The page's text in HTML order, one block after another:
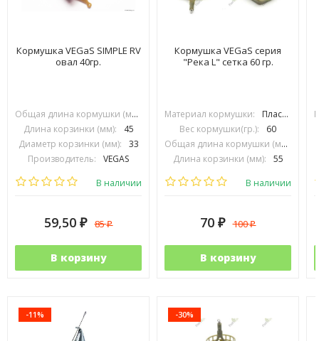
Кормушка VEGaS SIMPLE RV
овал 40гр.
Общая длина кормушки (мм):
Длина корзинки (мм):
45
Диаметр корзинки (мм):
33
Производитель:
VEGAS
В наличии
59,50 ₽ 85₽
В корзину
Кормушка VEGaS серия
"Река L" сетка 60 гр.
Материал кормушки:
Пластик
Вес кормушки(гр.):
60
Общая длина кормушки (мм):
Длина корзинки (мм):
55
Диаметр корзинки (мм):
В наличии
70 ₽ 100₽
В корзину
-11% -30%